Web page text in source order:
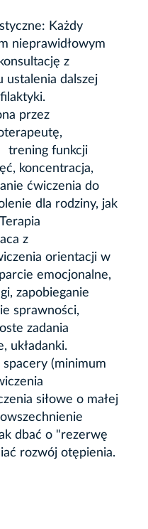
Każdy
nieprawidłowym
z
ustalenia dalszej
przez
trening funkcji
koncentracja,
ćwiczenia do
dla rodziny, jak
z
orientacji w
emocjonalne,
zapobieganie
sprawności,
zadania
układanki.
(minimum
siłowe o małej
dbać o "rezerwę
rozwój otępienia.